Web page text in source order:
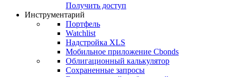
Получить доступ
Инструментарий
Портфель
Watchlist
Надстройка XLS
Мобильное приложение Cbonds
Облигационный калькулятор
Сохраненные запросы